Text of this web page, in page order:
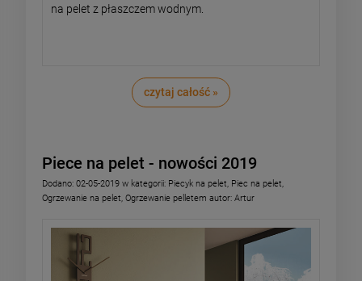
na pelet z płaszczem wodnym.
czytaj całość »
Piece na pelet - nowości 2019
Dodano: 02-05-2019 w kategorii: Piecyk na pelet, Piec na pelet,
Ogrzewanie na pelet, Ogrzewanie pelletem autor: Artur